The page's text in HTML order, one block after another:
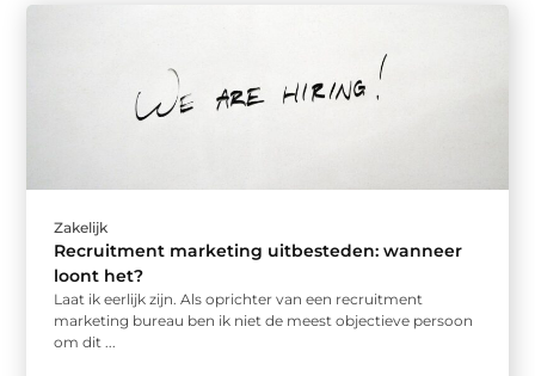
Zakelijk
Recruitment marketing uitbesteden: wanneer
loont het?
Laat ik eerlijk zijn. Als oprichter van een recruitment
marketing bureau ben ik niet de meest objectieve persoon
om dit ...